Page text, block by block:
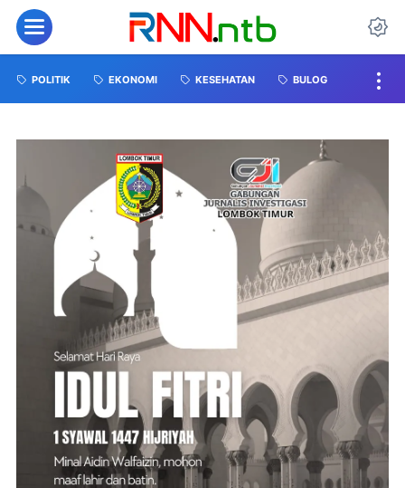
POLITIK EKONOMI KESEHATAN BULOG